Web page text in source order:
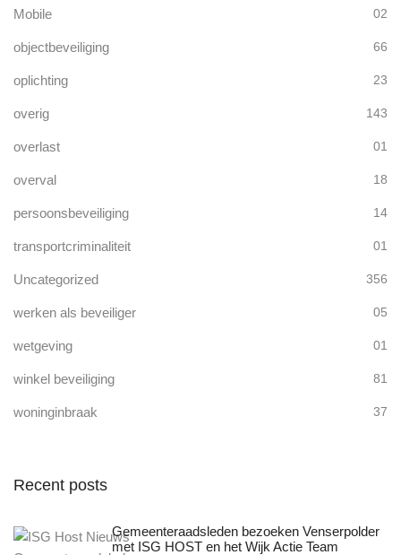
Mobile 02
objectbeveiliging 66
oplichting 23
overig 143
overlast 01
overval 18
persoonsbeveiliging 14
transportcriminaliteit 01
Uncategorized 356
werken als beveiliger 05
wetgeving 01
winkel beveiliging 81
woninginbraak 37
Recent posts
Gemeenteraadsleden bezoeken Venserpolder
met ISG HOST en het Wijk Actie Team